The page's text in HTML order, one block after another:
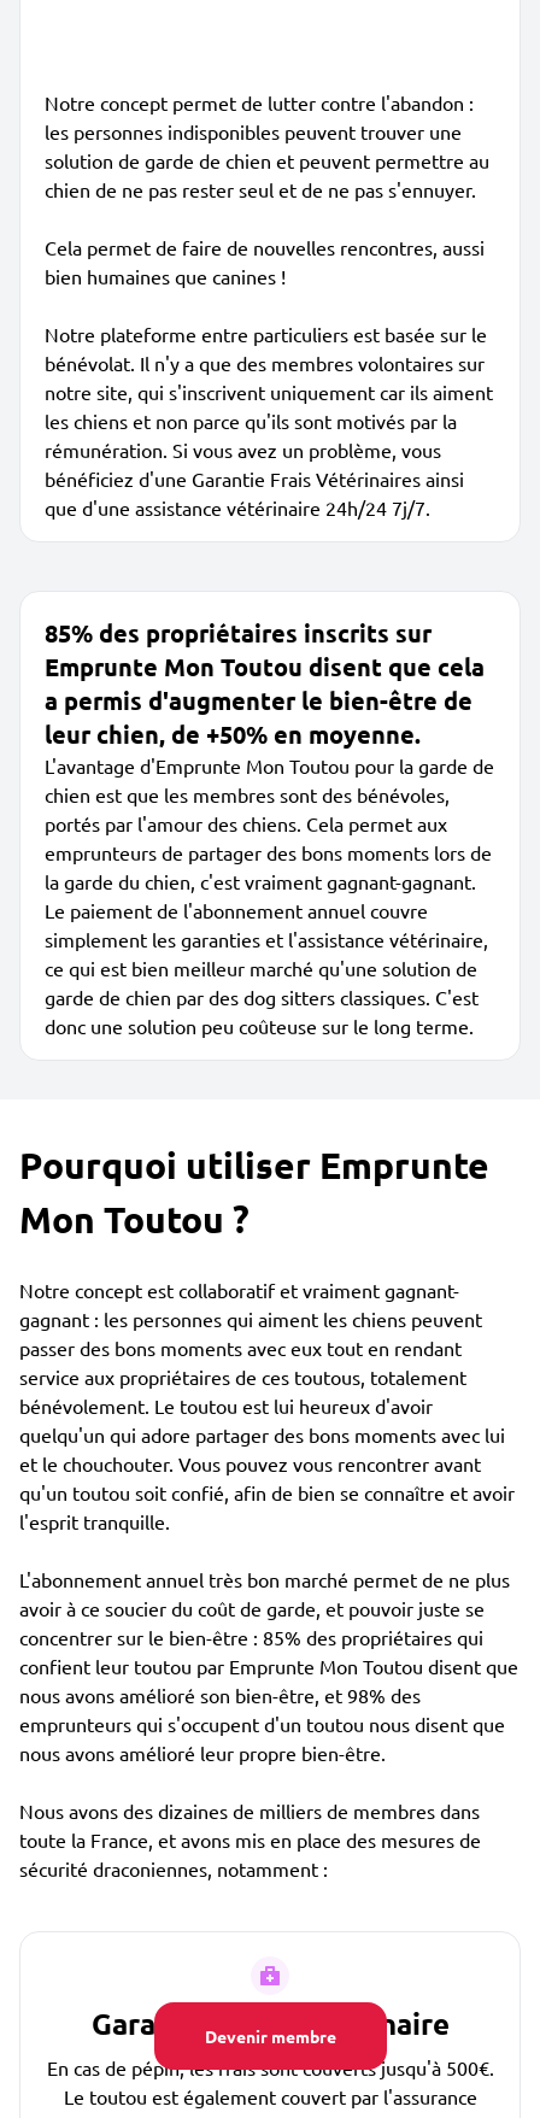
Devenir membre
Notre concept permet de lutter contre l'abandon :
les personnes indisponibles peuvent trouver une
solution de garde de chien et peuvent permettre au
chien de ne pas rester seul et de ne pas s'ennuyer.
Cela permet de faire de nouvelles rencontres, aussi
bien humaines que canines !
Notre plateforme entre particuliers est basée sur le
bénévolat. Il n'y a que des membres volontaires sur
notre site, qui s'inscrivent uniquement car ils aiment
les chiens et non parce qu'ils sont motivés par la
rémunération. Si vous avez un problème, vous
bénéficiez d'une Garantie Frais Vétérinaires ainsi
que d'une assistance vétérinaire 24h/24 7j/7.
85% des propriétaires inscrits sur
Emprunte Mon Toutou disent que cela
a permis d'augmenter le bien-être de
leur chien, de +50% en moyenne.
L'avantage d'Emprunte Mon Toutou pour la garde de
chien est que les membres sont des bénévoles,
portés par l'amour des chiens. Cela permet aux
emprunteurs de partager des bons moments lors de
la garde du chien, c'est vraiment gagnant-gagnant.
Le paiement de l'abonnement annuel couvre
simplement les garanties et l'assistance vétérinaire,
ce qui est bien meilleur marché qu'une solution de
garde de chien par des dog sitters classiques. C'est
donc une solution peu coûteuse sur le long terme.
Pourquoi utiliser Emprunte
Mon Toutou ?
Notre concept est collaboratif et vraiment gagnant-
gagnant : les personnes qui aiment les chiens peuvent
passer des bons moments avec eux tout en rendant
service aux propriétaires de ces toutous, totalement
bénévolement. Le toutou est lui heureux d'avoir
quelqu'un qui adore partager des bons moments avec lui
et le chouchouter. Vous pouvez vous rencontrer avant
qu'un toutou soit confié, afin de bien se connaître et avoir
l'esprit tranquille.
L'abonnement annuel très bon marché permet de ne plus
avoir à ce soucier du coût de garde, et pouvoir juste se
concentrer sur le bien-être : 85% des propriétaires qui
confient leur toutou par Emprunte Mon Toutou disent que
nous avons amélioré son bien-être, et 98% des
emprunteurs qui s'occupent d'un toutou nous disent que
nous avons amélioré leur propre bien-être.
Nous avons des dizaines de milliers de membres dans
toute la France, et avons mis en place des mesures de
sécurité draconiennes, notamment :
Garantie Frais Vétérinaire
En cas de pépin, les frais sont couverts jusqu'à 500€.
Le toutou est également couvert par l'assurance